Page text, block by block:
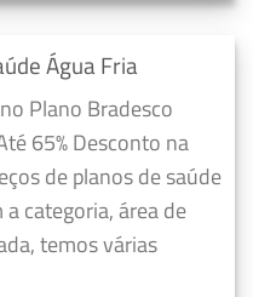
Água Fria
Plano Bradesco
65% Desconto na
de planos de saúde
categoria, área de
temos várias